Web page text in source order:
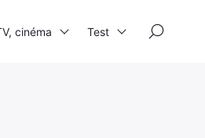
cinéma Test